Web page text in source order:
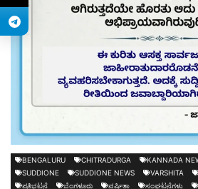
BENGALURU CHITRADURGA KANNADA
SUDDIONE
SUDDIONE NEWS VARSHITA
ಪ್ರತಿಭಟನೆ
ಬೆಂಗಳೂರು ವರ್ಷಿತಾ ಸಂಘಟನೆಗಳು